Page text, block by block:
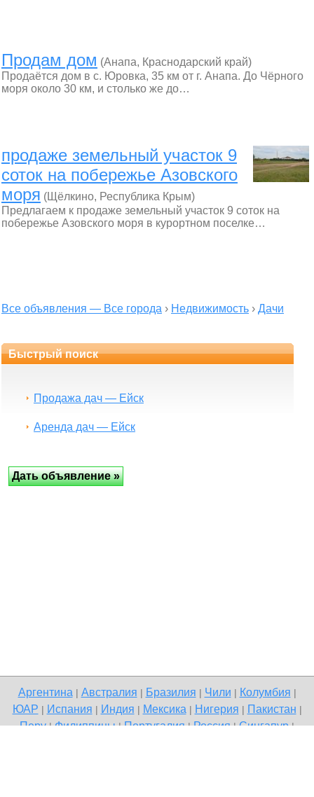
Продам дом (Анапа, Краснодарский край)
Продаётся дом в с. Юровка, 35 км от г. Анапа. До Чёрного
моря около 30 км, и столько же до…
продаже земельный участок 9
соток на побережье Азовского
моря (Щёлкино, Республика Крым)
Предлагаем к продаже земельный участок 9 соток на
побережье Азовского моря в курортном поселке…
Все объявления — Все города › Недвижимость › Дачи
Быстрый поиск
Продажа дач — Ейск
Аренда дач — Ейск
Аргентина| Австралия Бразилия Чили Колумбия
ЮАР Испания Индия Мексика| Нигерия Пакистан
Перу|Филиппины|Португалия|Россия|Сингапур|